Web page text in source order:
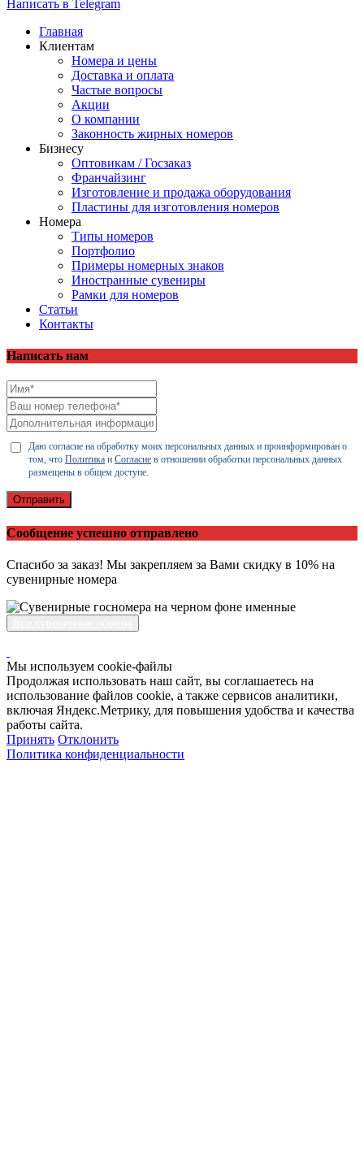
Написать в Telegram
Главная
Клиентам
Номера и цены
Доставка и оплата
Частые вопросы
Акции
О компании
Законность жирных номеров
Бизнесу
Оптовикам / Госзаказ
Франчайзинг
Изготовление и продажа оборудования
Пластины для изготовления номеров
Номера
Типы номеров
Портфолио
Примеры номерных знаков
Иностранные сувениры
Рамки для номеров
Статьи
Контакты
Написать нам
Даю согласие на обработку моих персональных данных и проинформирован о
том, что Политика и Согласие в отношении обработки персональных данных
размещены в общем доступе.
Отправить
Сообщение успешно отправлено
Спасибо за заказ! Мы закрепляем за Вами скидку в 10% на
сувенирные номера
Мы используем cookie-файлы
Продолжая использовать наш сайт, вы соглашаетесь на
использование файлов cookie, а также сервисов аналитики,
включая Яндекс.Метрику, для повышения удобства и качества
работы сайта.
Принять Отклонить
Политика конфиденциальности